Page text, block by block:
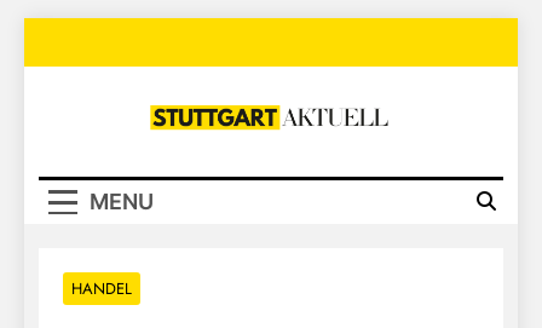
Stuttgart
MENU
HANDEL